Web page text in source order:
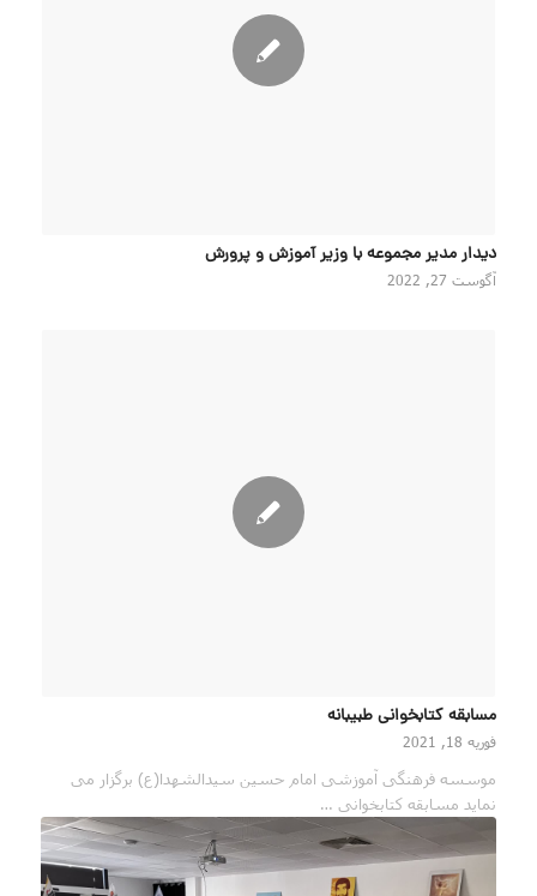
دیدار مدیر مجموعه با وزیر آموزش و پرورش
آگوست 27, 2022
مسابقه کتابخوانی طبیبانه
فوریه 18, 2021
موسسه فرهنگی آموزشی امام حسین سیدالشهدا(ع) برگزار می
نماید مسابقه کتابخوانی …